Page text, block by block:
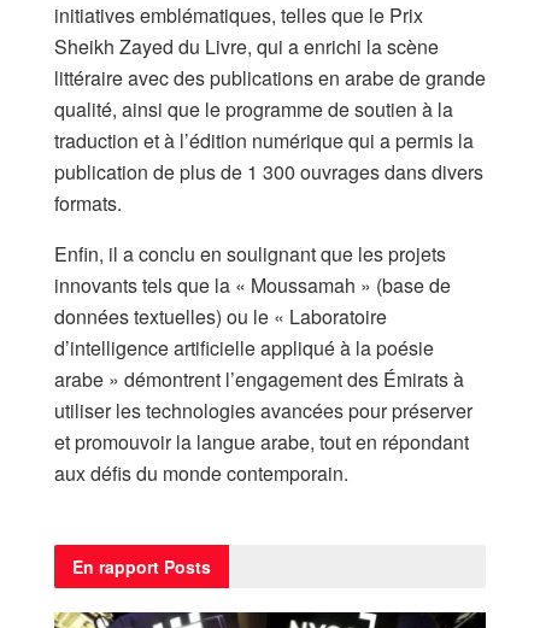
initiatives emblématiques, telles que le Prix
Sheikh Zayed du Livre, qui a enrichi la scène
littéraire avec des publications en arabe de grande
qualité, ainsi que le programme de soutien à la
traduction et à l’édition numérique qui a permis la
publication de plus de 1 300 ouvrages dans divers
formats.
Enfin, il a conclu en soulignant que les projets
innovants tels que la « Moussamah » (base de
données textuelles) ou le « Laboratoire
d’intelligence artificielle appliqué à la poésie
arabe » démontrent l’engagement des Émirats à
utiliser les technologies avancées pour préserver
et promouvoir la langue arabe, tout en répondant
aux défis du monde contemporain.
En rapport Posts